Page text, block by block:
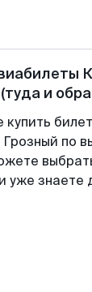
(туда и
по
уже знаете